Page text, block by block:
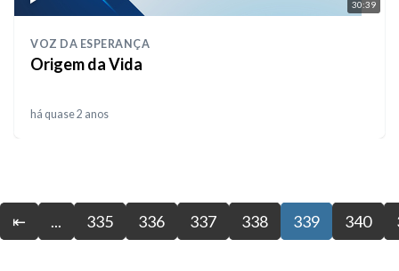
30:39
VOZ DA ESPERANÇA
Origem da Vida
há quase 2 anos
⇤ ... 335 336 337 338 339 340